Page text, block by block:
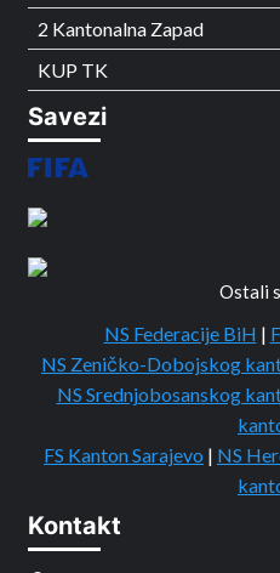
2 Kantonalna Zapad
KUP TK
Savezi
Ostali
NS Federacije BiH |
NS Zeničko-Dobojskog
NS Srednjobosanskog
FS Kanton Sarajevo | NS
Kontakt